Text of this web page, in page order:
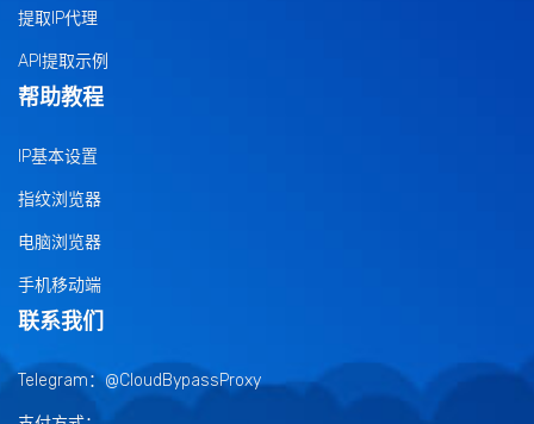
提取IP代理
API提取示例
帮助教程
IP基本设置
指纹浏览器
电脑浏览器
手机移动端
联系我们
Telegram：@CloudBypassProxy